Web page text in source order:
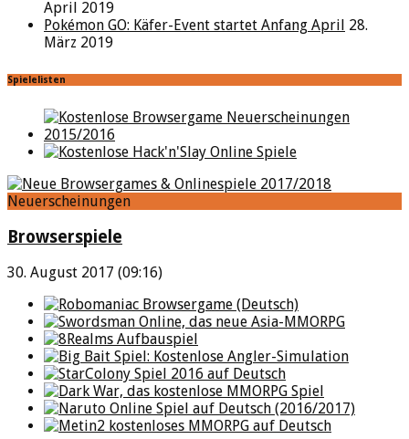
April 2019
Pokémon GO: Käfer-Event startet Anfang April 28.
März 2019
Spielelisten
Neuerscheinungen
Browserspiele
30. August 2017 (09:16)